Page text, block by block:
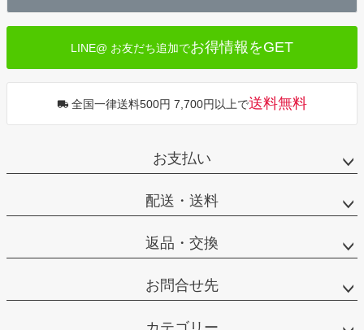
へ
LINE@ お友だち追加でお得情報をGET
全国一律送料500円 7,700円以上で送料無料
お支払い
配送・送料
返品・交換
お問合せ先